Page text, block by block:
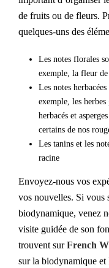
de fruits ou de fleurs.
quelques-uns des
Les notes florales
exemple, la fleur
Les notes
exemple, les
herbacés et
certains de nos
Les tanins et les
racine
Envoyez-nous vos
vos nouvelles. Si vous
biodynamique, venez
visite guidée de son
trouvent surFrench
sur la biodynamique